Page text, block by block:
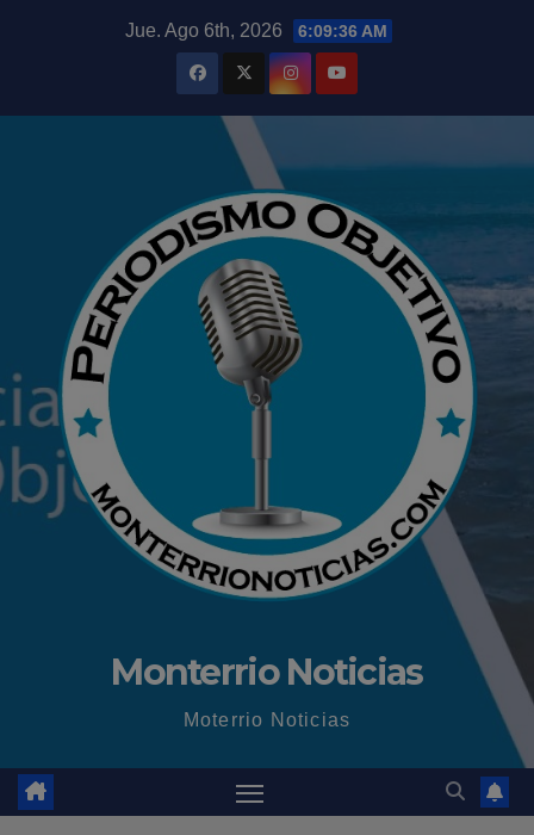
Jue. Ago 6th, 2026 6:09:37 AM
Monterrio Noticias
Moterrio Noticias
modal-check